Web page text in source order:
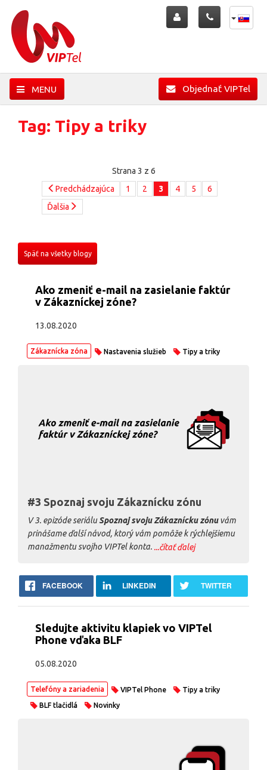
MENU Objednať VIPTel
Tag: Tipy a triky
Strana 3 z 6
Predchádzajúca
1 2 3 4 5
6
Ďalšia
Späť na všetky blogy
Ako zmeniť e-mail na zasielanie faktúr
v Zákazníckej zóne?
13.08.2020
Zákaznícka zóna Nastavenia služieb Tipy a triky
#3 Spoznaj svoju Zákaznícku zónu
V 3. epizóde seriáluSpoznaj svoju Zákaznícku zónuvám
prinášame ďalší návod, ktorý vám pomôže k rýchlejšiemu
manažmentu svojho VIPTel konta. ...čítať ďalej
FACEBOOK LINKEDIN TWITTER
Sledujte aktivitu klapiek vo VIPTel
Phone vďaka BLF
05.08.2020
Telefóny a zariadenia VIPTel Phone
Tipy a triky
BLF tlačidlá
Novinky